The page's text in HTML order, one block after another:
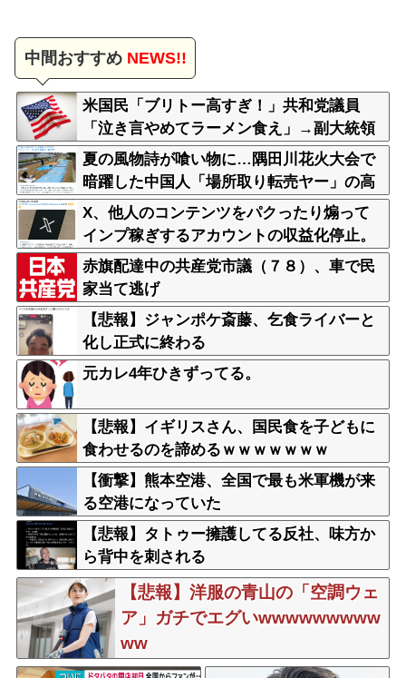
中間おすすめNEWS!!
米国民「ブリトー高すぎ！」共和党議員
「泣き言やめてラーメン食え」→副大統領
まで参戦ｗｗｗ
夏の風物詩が喰い物に…隅田川花火大会で
暗躍した中国人「場所取り転売ヤー」の高
笑い
X、他人のコンテンツをパクったり煽って
インプ稼ぎするアカウントの収益化停止。
今後はオリジナル重視
赤旗配達中の共産党市議（７８）、車で民
家当て逃げ
【悲報】ジャンポケ斎藤、乞食ライバーと
化し正式に終わる
元カレ4年ひきずってる。
【悲報】イギリスさん、国民食を子どもに
食わせるのを諦めるｗｗｗｗｗｗｗ
【衝撃】熊本空港、全国で最も米軍機が来
る空港になっていた
【悲報】タトゥー擁護してる反社、味方か
ら背中を刺される
【悲報】洋服の青山の「空調ウェ
ア」ガチでエグいwwwwwwwww
ww